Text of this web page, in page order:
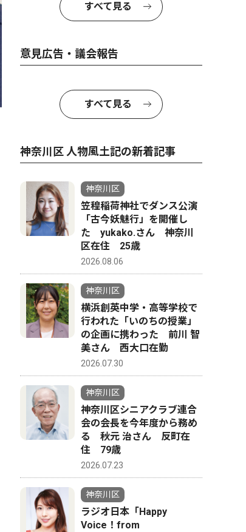
すべて見る
意見広告・議会報告
すべて見る
神奈川区 人物風土記の新着記事
神奈川区
笠䅣稲荷神社でダンス公演
「古今妖魅行」を開催し
た yukako.さん 神奈川
区在住 25歳
2026.08.06
神奈川区
横浜創英中学・高等学校で
行われた「いのちの授業」
の企画に携わった 前川 智
美さん 西大口在勤
2026.07.30
神奈川区
神奈川区シニアクラブ連合
会の会長を今年度から務め
る 秋元 治さん 反町在
住 79歳
2026.07.23
神奈川区
ラジオ日本「Happy
Voice！from